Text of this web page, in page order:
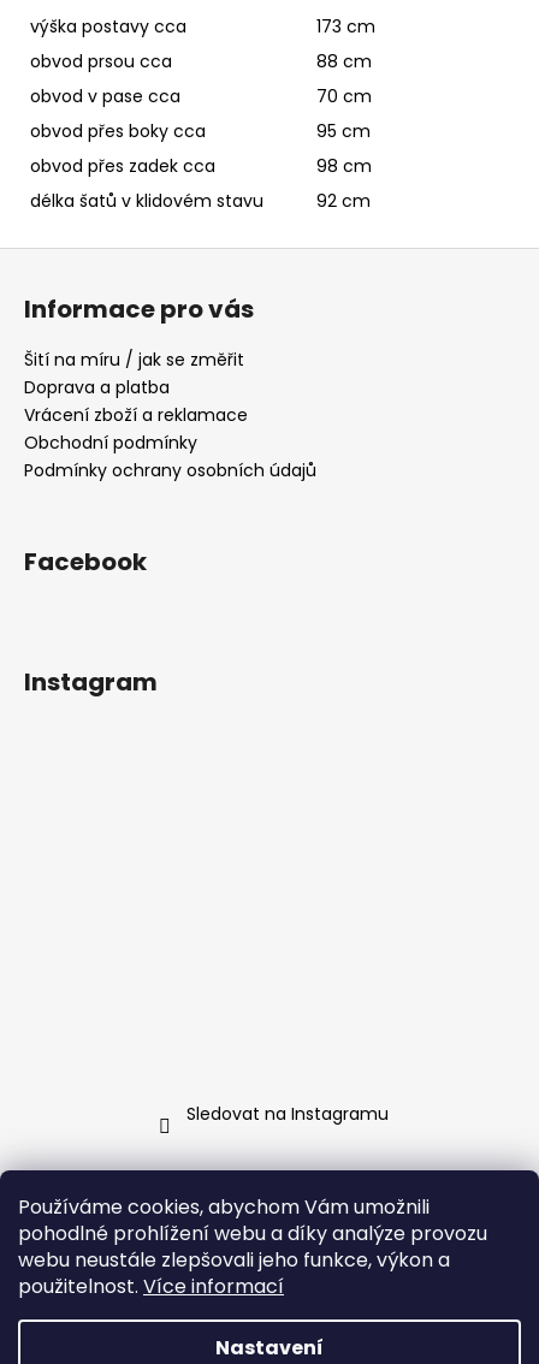
Používáme cookies, abychom Vám umožnili
pohodlné prohlížení webu a díky analýze provozu
webu neustále zlepšovali jeho funkce, výkon a
použitelnost. Více informací
Nastavení
výška postavy cca
173 cm
obvod prsou cca
88 cm
obvod v pase cca
70 cm
obvod přes boky cca
95 cm
obvod přes zadek cca
98 cm
délka šatů v klidovém stavu
92 cm
Z
Informace pro vás
Šití na míru / jak se změřit
Doprava a platba
Vrácení zboží a reklamace
Obchodní podmínky
Podmínky ochrany osobních údajů
Facebook
Instagram
Sledovat na Instagramu
info@ jarosa.cz
+420 737 070 903
Facebook Jarosa
jarosa.fashion/